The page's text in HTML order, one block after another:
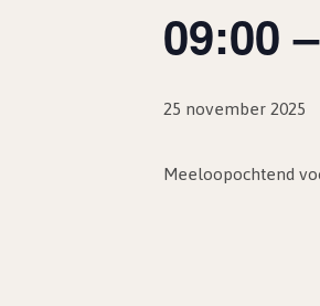
09:00
25 november 2025
Meeloopochtend